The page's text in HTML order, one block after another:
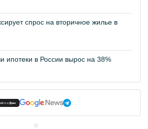
спрос на вторичное жилье в
ипотеки в России вырос на 38%